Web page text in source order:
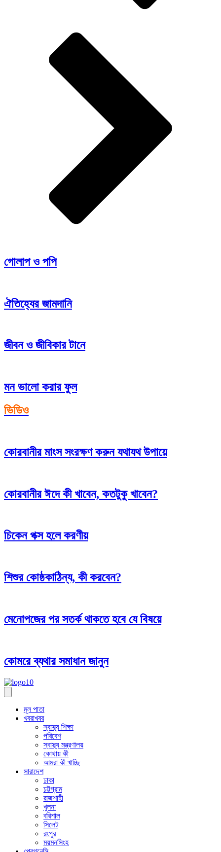
গোলাপ ও পপি
ঐতিহ্যের জামদানি
জীবন ও জীবিকার টানে
মন ভালো করার ফুল
ভিডিও
কোরবানীর মাংস সংরক্ষণ করুন যথাযথ উপায়ে
কোরবানীর ঈদে কী খাবেন, কতটুকু খাবেন?
চিকেন পক্স হলে করণীয়
শিশুর কোষ্ঠকাঠিন্য, কী করবেন?
মেনোপজের পর সতর্ক থাকতে হবে যে বিষয়ে
কোমরে ব্যথার সমাধান জানুন
মূল পাতা
খবরাখবর
স্বাস্থ্য শিক্ষা
পরিবেশ
স্বাস্থ্য মন্ত্রণালয়
কোথায় কী
আমরা কী খাচ্ছি
সারাদেশ
ঢাকা
চট্টগ্রাম
রাজশাহী
খুলনা
বরিশাল
সিলেট
রংপুর
ময়মনসিংহ